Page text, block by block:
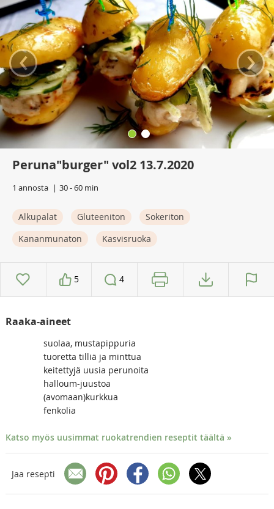
‹ ›
Peruna"burger" vol2 13.7.2020
1 annosta 30 - 60 min
Alkupalat Gluteeniton
Sokeriton
Kananmunaton
Kasvisruoka
5 4
Raaka-aineet
suolaa, mustapippuria
tuoretta tilliä ja minttua
keitettyjä uusia perunoita
halloum-juustoa
(avomaan)kurkkua
fenkolia
Katso myös uusimmat ruokatrendien reseptit täältä »
Jaa resepti